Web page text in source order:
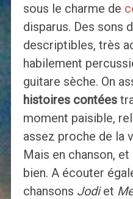
sous le charme de
disparus. Des sons
descriptibles, très
habilement
guitare sèche. On
histoires contées
moment paisible,
assez proche de la
Mais en chanson,
bien. A écouter
chansons Jodiet